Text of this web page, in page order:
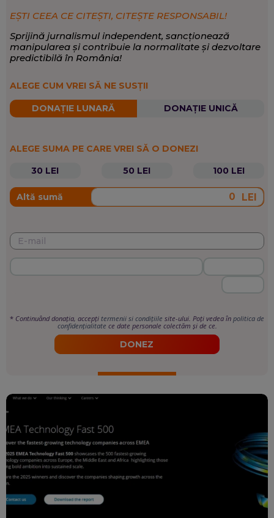
EȘTI CEEA CE CITEȘTI, CITEȘTE RESPONSABIL!
Sprijină jurnalismul independent, sancționează
manipularea și contribuie la normalitate și dezvoltare
predictibilă în România!
ALEGE CUM VREI SĂ NE SUSȚII
DONAȚIE LUNARĂ DONAȚIE UNICĂ
ALEGE SUMA PE CARE VREI SĂ O DONEZI
30 LEI
50 LEI 100 LEI
Altă sumă LEI
* Continuând donația, accepți termenii si condițiile site-ului. Poți vedea în politica de
confidențialitate ce date personale colectăm și de ce.
DONEZ